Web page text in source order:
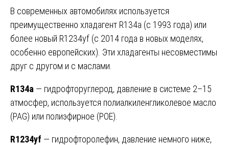
В современных автомобилях используется
преимущественно хладагент R134a (с 1993 года) или
более новый R1234yf (с 2014 года в новых моделях,
особенно европейских). Эти хладагенты несовместимы
друг с другом и с маслами.
R134a — гидрофторуглерод, давление в системе 2–15
атмосфер, используется полиалкиленгликолевое масло
(PAG) или полиэфирное (POE).
R1234yf — гидрофторолефин, давление немного ниже,